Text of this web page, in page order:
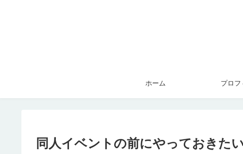
ホーム プロフ
同人イベントの前にやっておきた